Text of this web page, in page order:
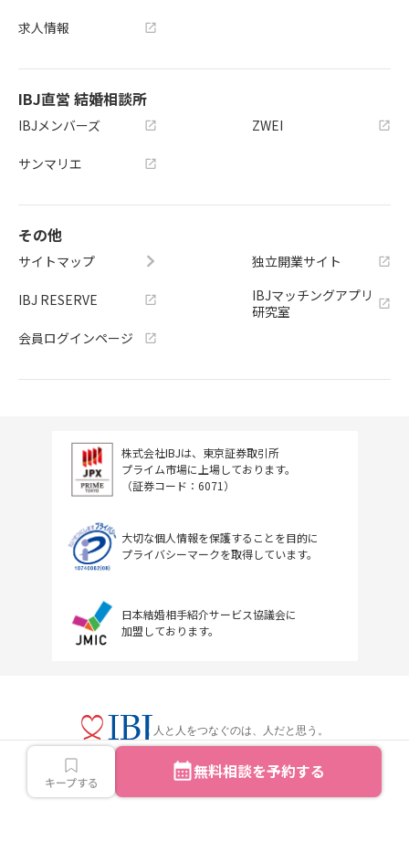
キープする 無料相談を予約する
求人情報
IBJ直営 結婚相談所
IBJメンバーズ
サンマリエ
ZWEI
その他
サイトマップ
IBJ RESERVE
会員ログインページ
独立開業サイト
IBJマッチングアプリ
研究室
株式会社IBJは、東京証券取引所
プライム市場に上場しております。
（証券コード：6071）
大切な個人情報を保護することを目的に
プライバシーマークを取得しています。
日本結婚相手紹介サービス協議会に
加盟しております。
人と人をつなぐのは、人だと思う。